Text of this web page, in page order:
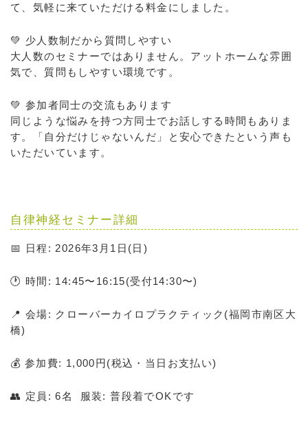
て、気軽に来ていただける料金にしました。
💚 少人数制だから質問しやすい
大人数のセミナーではありません。アットホームな雰囲
気で、質問もしやすい環境です。
💚 参加者同士の交流もあります
同じような悩みを持つ方同士でお話しする時間もありま
す。「自分だけじゃないんだ」と安心できたという声も
いただいています。
自律神経セミナー詳細
📅 日程: 2026年3月1日(日)
🕐 時間: 14:45〜16:15(受付14:30〜)
📍 会場: クローバーカイロプラクティック(福岡市南区大
橋)
💰 参加費: 1,000円(税込・当日お支払い)
👥 定員: 6名 服装: 普段着でOKです